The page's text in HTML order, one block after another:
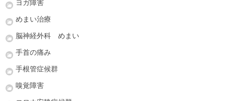
ヨガ障害
めまい治療
脳神経外科 めまい
手首の痛み
手根管症候群
嗅覚障害